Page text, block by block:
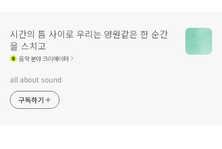
시간의 틈 사이로 우리는 영원같은 한 순간
을 스치고
음악분야 크리에이터
all about sound
구독하기